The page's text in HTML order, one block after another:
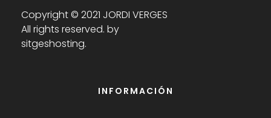
Copyright © 2021 JORDI VERGES
All rights reserved. by
sitgeshosting.
INFORMACIÓN